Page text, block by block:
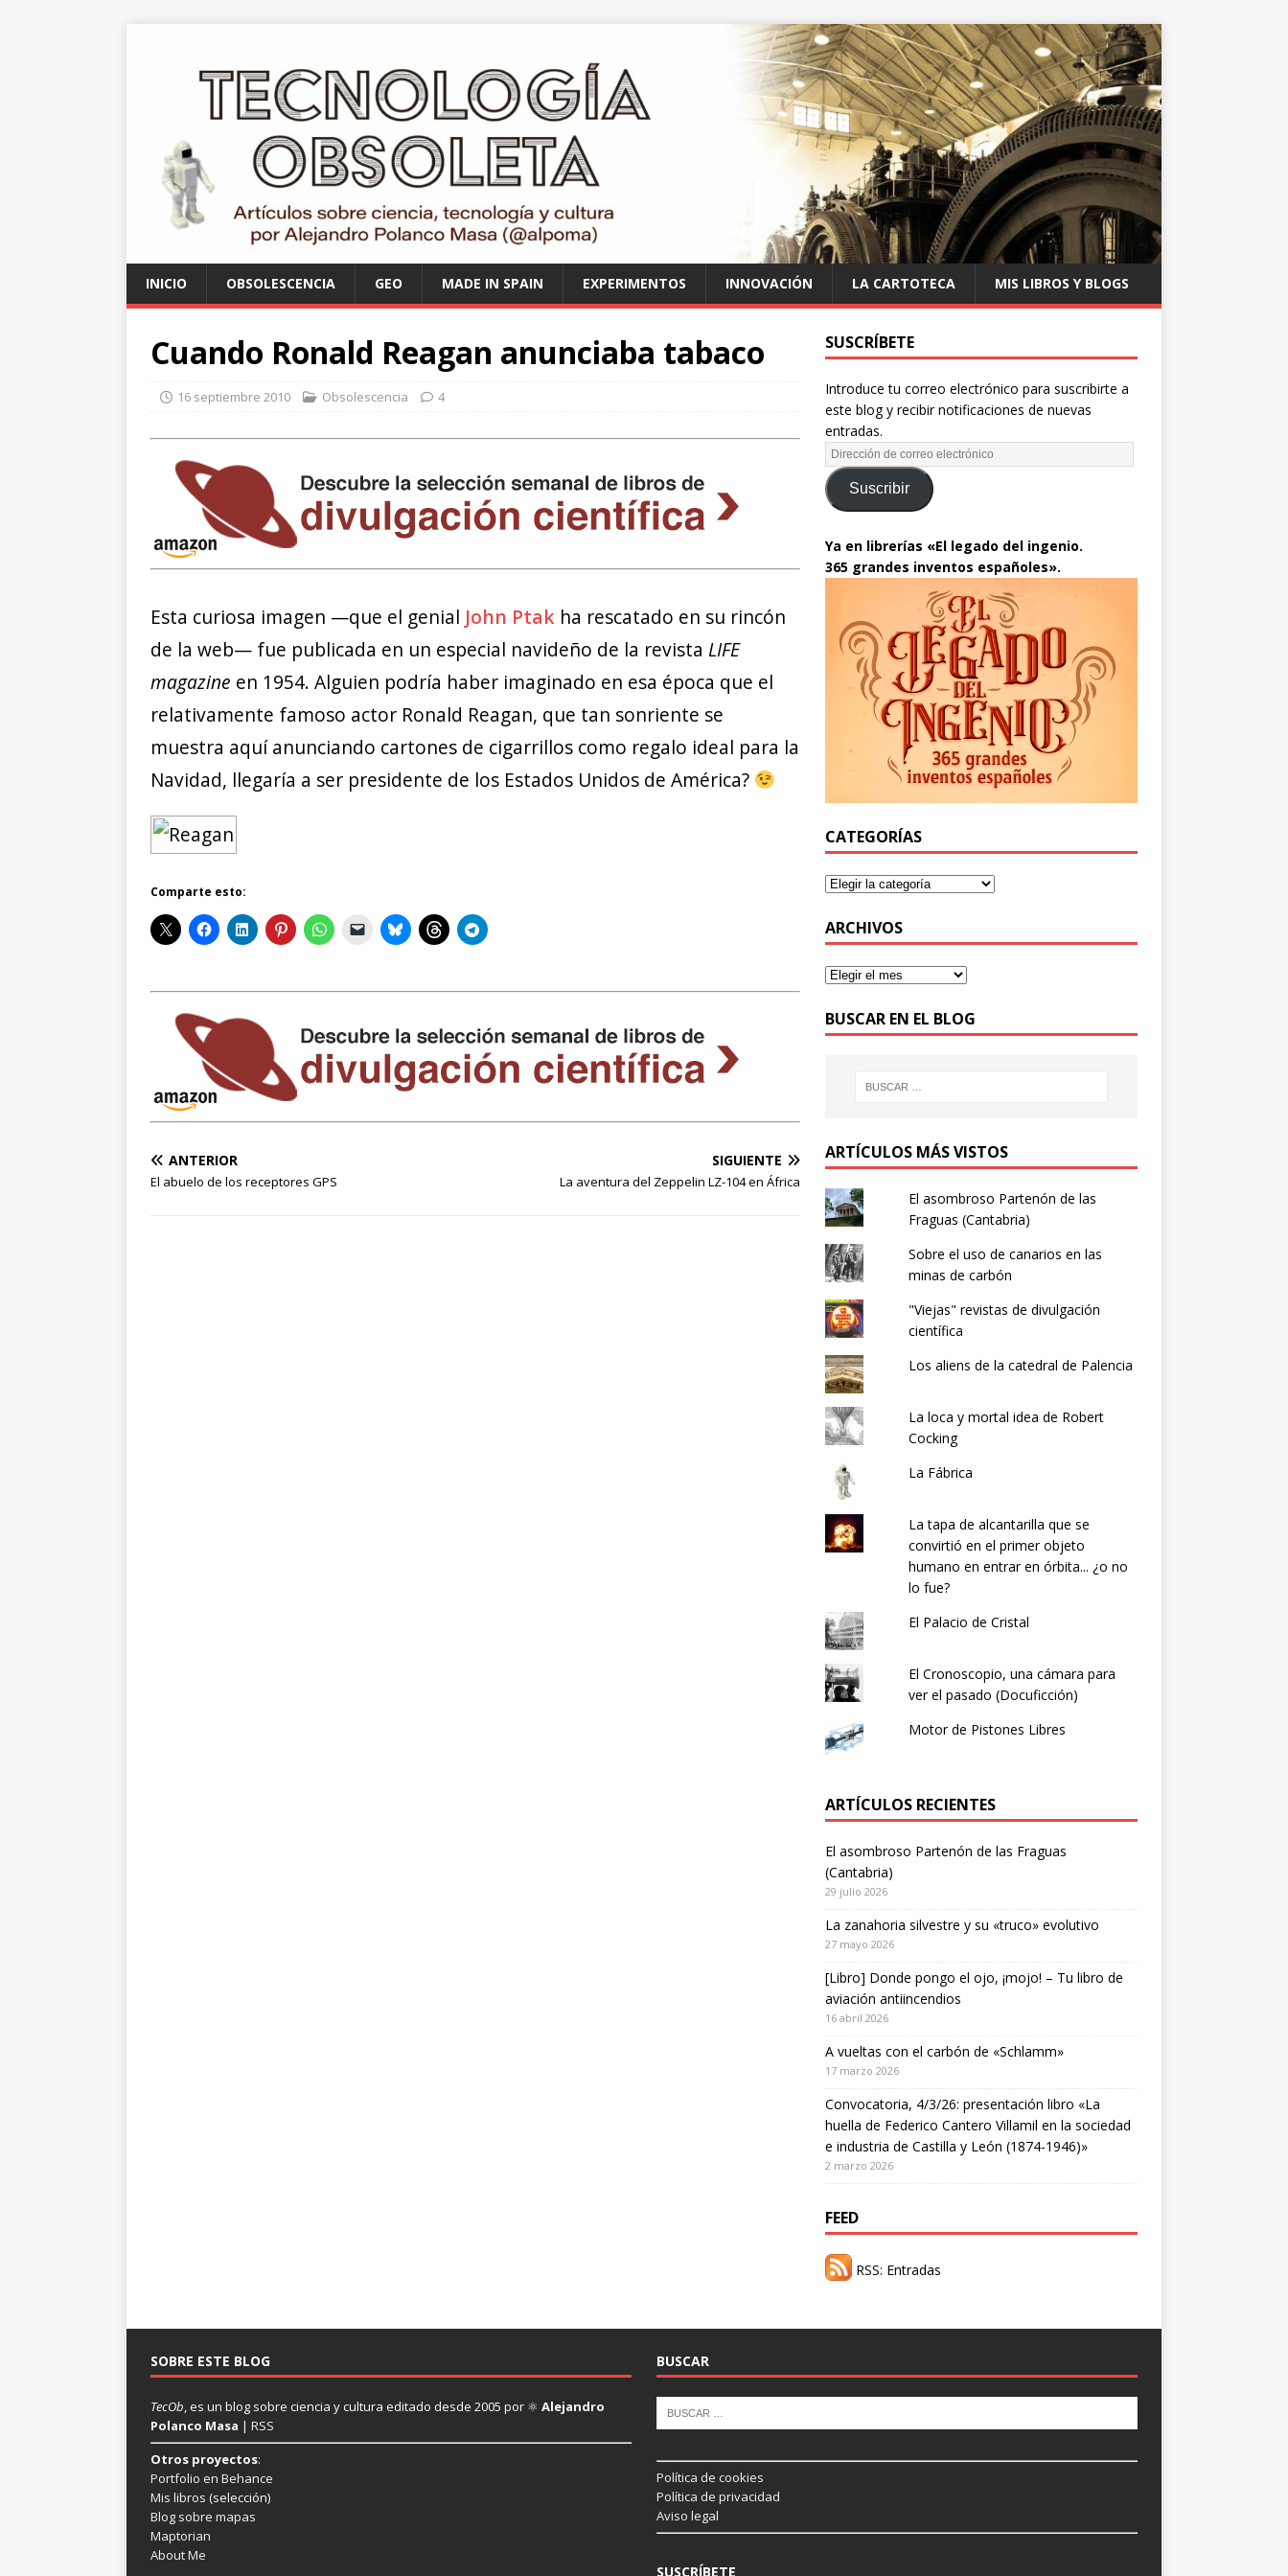
INICIO OBSOLESCENCIA GEO MADE IN SPAIN EXPERIMENTOS INNOVACIÓN LA CARTOTECA MIS LIBROS Y BLOGS
Cuando Ronald Reagan anunciaba tabaco
16 septiembre 2010 Obsolescencia 4
Esta curiosa imagen —que el genial John Ptak ha rescatado en su rincón
de la web— fue publicada en un especial navideño de la revista LIFE
magazine en 1954. Alguien podría haber imaginado en esa época que el
relativamente famoso actor Ronald Reagan, que tan sonriente se
muestra aquí anunciando cartones de cigarrillos como regalo ideal para la
Navidad, llegaría a ser presidente de los Estados Unidos de América?
Comparte esto:
ANTERIOR
El abuelo de los receptores GPS
SIGUIENTE
La aventura del Zeppelin LZ-104 en África
SUSCRÍBETE
Introduce tu correo electrónico para suscribirte a
este blog y recibir notificaciones de nuevas
entradas.
Suscribir
Ya en librerías «El legado del ingenio.
365 grandes inventos españoles».
CATEGORÍAS
ARCHIVOS
BUSCAR EN EL BLOG
ARTÍCULOS MÁS VISTOS
El asombroso Partenón de las
Fraguas (Cantabria)
Sobre el uso de canarios en las
minas de carbón
"Viejas" revistas de divulgación
científica
Los aliens de la catedral de Palencia
La loca y mortal idea de Robert
Cocking
La Fábrica
La tapa de alcantarilla que se
convirtió en el primer objeto
humano en entrar en órbita... ¿o no
lo fue?
El Palacio de Cristal
El Cronoscopio, una cámara para
ver el pasado (Docuficción)
Motor de Pistones Libres
ARTÍCULOS RECIENTES
El asombroso Partenón de las Fraguas
(Cantabria)
29 julio 2026
La zanahoria silvestre y su «truco» evolutivo
27 mayo 2026
[Libro] Donde pongo el ojo, ¡mojo! – Tu libro de
aviación antiincendios
16 abril 2026
A vueltas con el carbón de «Schlamm»
17 marzo 2026
Convocatoria, 4/3/26: presentación libro «La
huella de Federico Cantero Villamil en la sociedad
e industria de Castilla y León (1874-1946)»
2 marzo 2026
FEED
RSS: Entradas
SOBRE ESTE BLOG
TecOb, es un blog sobre ciencia y cultura editado desde 2005 por ⚛ Alejandro
Polanco Masa | RSS
Otros proyectos:
Portfolio en Behance
Mis libros (selección)
Blog sobre mapas
Maptorian
About Me
BUSCAR
Política de cookies
Política de privacidad
Aviso legal
SUSCRÍBETE